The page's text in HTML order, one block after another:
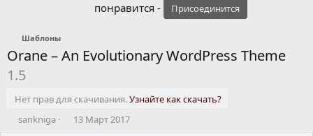
понравится -
Присоединится
Шаблоны
Orane – An Evolutionary WordPress Theme
1.5
Нет прав для скачивания.Узнайте как скачать?
А
sankniga
Д13 Март 2017